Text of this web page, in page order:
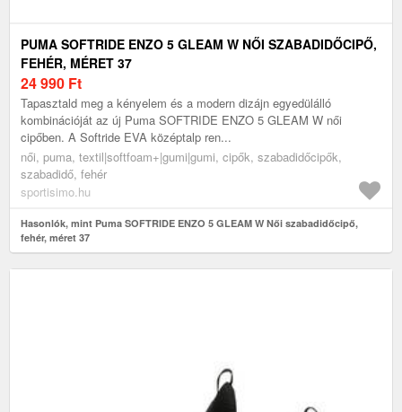
PUMA SOFTRIDE ENZO 5 GLEAM W NŐI SZABADIDŐCIPŐ,
FEHÉR, MÉRET 37
24 990 Ft
Tapasztald meg a kényelem és a modern dizájn egyedülálló
kombinációját az új Puma SOFTRIDE ENZO 5 GLEAM W női
cipőben. A Softride EVA középtalp ren...
női, puma, textil|softfoam+|gumi|gumi, cipők, szabadidőcipők,
szabadidő, fehér
sportisimo.hu
Hasonlók, mint Puma SOFTRIDE ENZO 5 GLEAM W Női szabadidőcipő,
fehér, méret 37